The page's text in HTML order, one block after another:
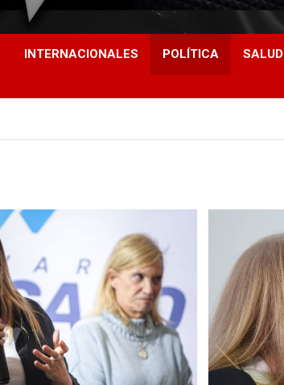
INTERNACIONALES POLÍTICA SALUD